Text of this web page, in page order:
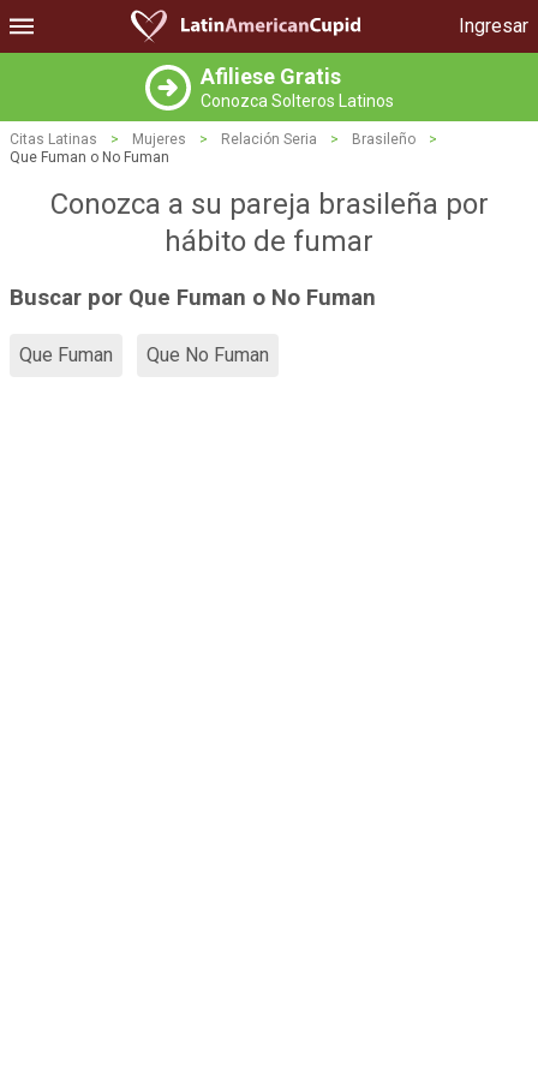
Ingresar
Afiliese Gratis
Conozca Solteros Latinos
Citas Latinas > Mujeres > Relación Seria > Brasileño
>
Que Fuman o No Fuman
Conozca a su pareja brasileña por
hábito de fumar
Buscar por Que Fuman o No Fuman
Que Fuman Que No Fuman